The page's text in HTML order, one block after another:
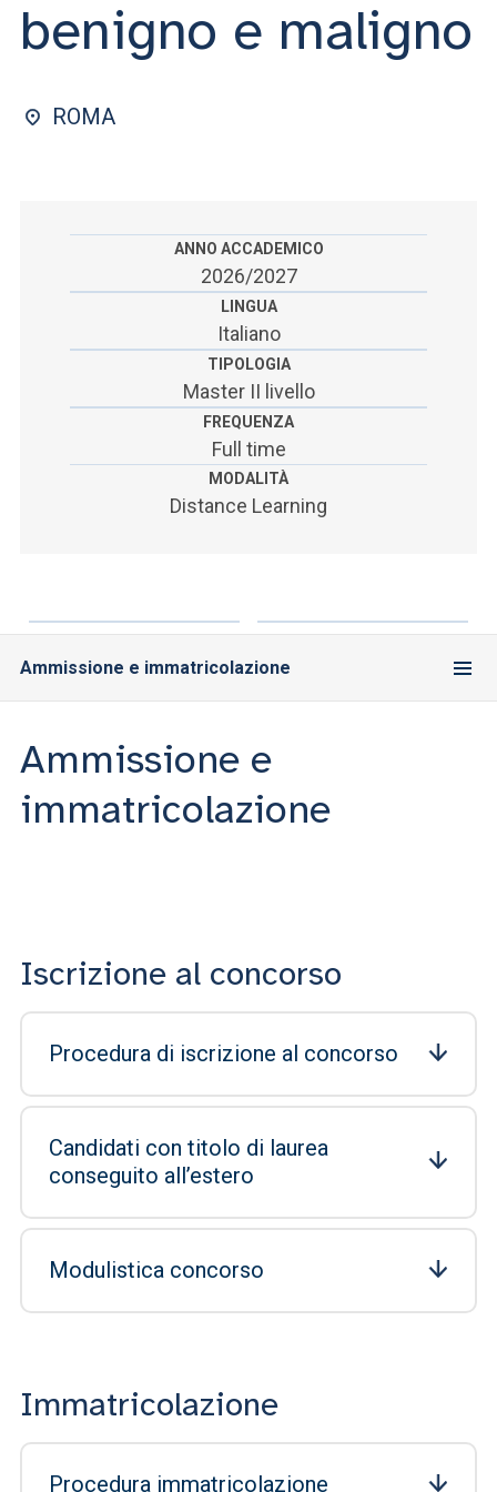
SEI UN DOCENTE O UN MEMBRO DELLO STAFF
ACCEDI A CLOUDMAIL
benigno e maligno
ROMA
ANNO ACCADEMICO
2026/2027
LINGUA
Italiano
TIPOLOGIA
Master II livello
FREQUENZA
Full time
MODALITÀ
Distance Learning
Ammissione e immatricolazione
Ammissione e
immatricolazione
Iscrizione al concorso
Procedura di iscrizione al concorso
Candidati con titolo di laurea
conseguito all’estero
Modulistica concorso
Immatricolazione
Procedura immatricolazione